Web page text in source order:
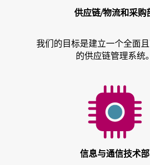
供应链/物流和采购
我们的目标是建立一个全面
的供应链管理系统。
信息与通信技术部